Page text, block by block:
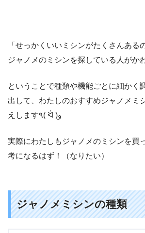
「せっかくいいミシンがたくさんある
ジャノメのミシンを探している人がか
ということで種類や機能ごとに細かく
出して、わたしのおすすめジャノメミ
えします٩( ᐛ )و
実際にわたしもジャノメのミシンを買
考になるはず！（なりたい）
ジャノメミシンの種類